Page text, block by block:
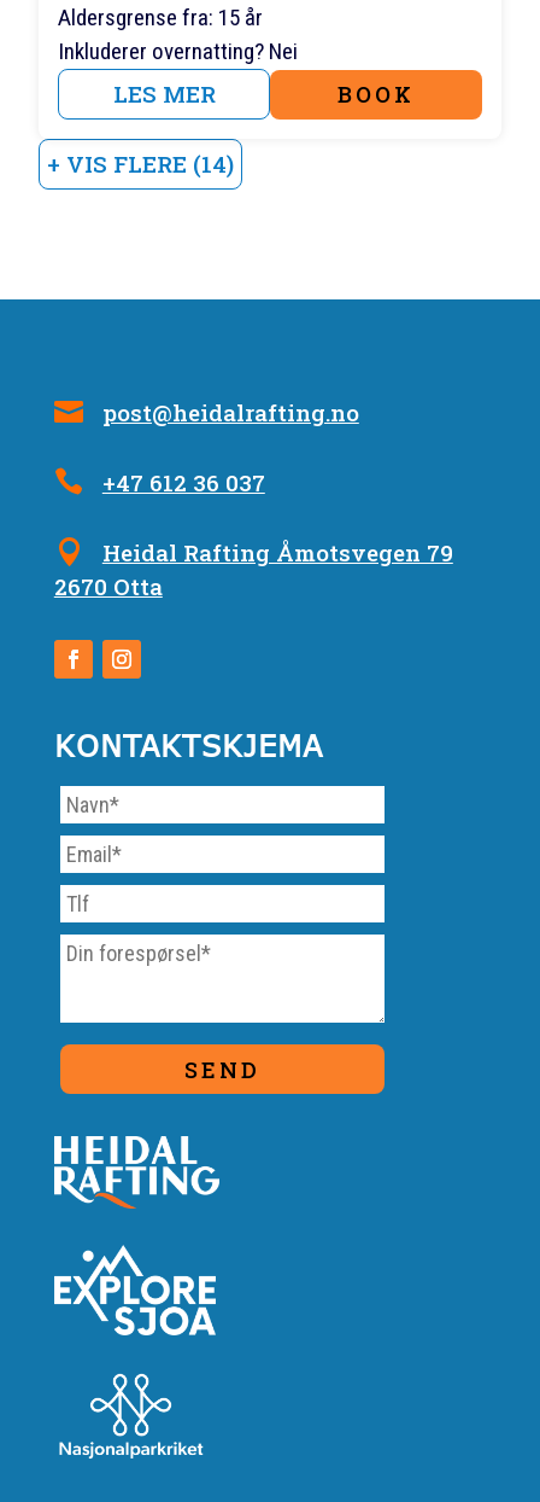
Aldersgrense fra: 15 år
Inkluderer overnatting? Nei
LES MER BOOK
+ VIS FLERE (14)
post@heidalrafting.no
+47 612 36 037
Heidal Rafting Åmotsvegen 79
2670 Otta
KONTAKTSKJEMA